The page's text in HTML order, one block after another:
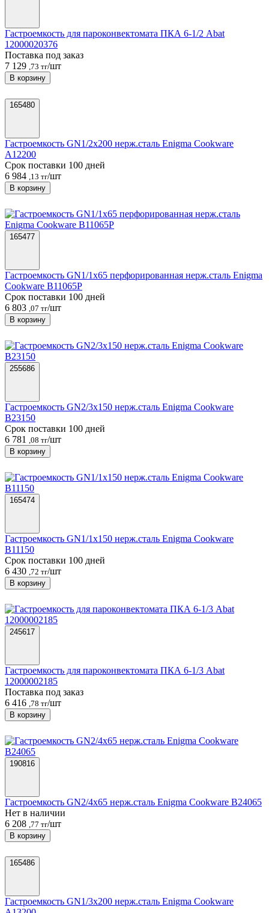
Гастроемкость для пароконвектомата ПКА 6-1/2 Abat
12000020376
Поставка под заказ
7 129 ,73 тг/шт
В корзину
165480
Гастроемкость GN1/2х200 нерж.сталь Enigma Cookware
A12200
Срок поставки 100 дней
6 984 ,13 тг/шт
В корзину
165477
Гастроемкость GN1/1х65 перфорированная нерж.сталь Enigma
Cookware B11065P
Срок поставки 100 дней
6 803 ,07 тг/шт
В корзину
255686
Гастроемкость GN2/3х150 нерж.сталь Enigma Cookware
B23150
Срок поставки 100 дней
6 781
,08 тг/шт
В корзину
165474
Гастроемкость GN1/1х150 нерж.сталь Enigma Cookware
B11150
Срок поставки 100 дней
6 430 ,72 тг/шт
В корзину
245617
Гастроемкость для пароконвектомата ПКА 6-1/3 Abat
12000002185
Поставка под заказ
6 416 ,78 тг/шт
В корзину
190816
Гастроемкость GN2/4х65 нерж.сталь Enigma Cookware B24065
Нет в наличии
6 208 ,77 тг/шт
В корзину
165486
Гастроемкость GN1/3х200 нерж.сталь Enigma Cookware